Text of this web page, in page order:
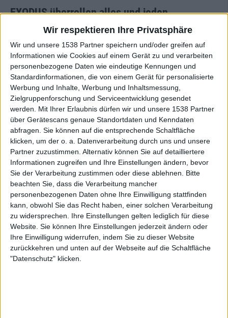
Wir respektieren Ihre Privatsphäre
Wir und unsere 1538 Partner speichern und/oder greifen auf
Informationen wie Cookies auf einem Gerät zu und verarbeiten
personenbezogene Daten wie eindeutige Kennungen und
Standardinformationen, die von einem Gerät für personalisierte
Werbung und Inhalte, Werbung und Inhaltsmessung,
Zielgruppenforschung und Serviceentwicklung gesendet
werden.
Mit Ihrer Erlaubnis dürfen wir und unsere 1538 Partner
über Gerätescans genaue Standortdaten und Kenndaten
abfragen. Sie können auf die entsprechende Schaltfläche
klicken, um der o. a. Datenverarbeitung durch uns und unsere
Partner zuzustimmen. Alternativ können Sie auf detailliertere
Informationen zugreifen und Ihre Einstellungen ändern, bevor
Sie der Verarbeitung zustimmen oder diese ablehnen.
Bitte
beachten Sie, dass die Verarbeitung mancher
personenbezogenen Daten ohne Ihre Einwilligung stattfinden
kann, obwohl Sie das Recht haben, einer solchen Verarbeitung
zu widersprechen. Ihre Einstellungen gelten lediglich für diese
Website. Sie können Ihre Einstellungen jederzeit ändern oder
Ihre Einwilligung widerrufen, indem Sie zu dieser Website
zurückkehren und unten auf der Webseite auf die Schaltfläche
"Datenschutz" klicken.
EXODUS überrollen alles und jeden
ihrer Einzigartigkeit. Baloff wechselt regelmäßig von
typischen Thrash Shouts in ungeahnte Höhen, zieht die
Töne schier endlos in die Länge und versprüht dabei ein
ureigenes Charisma. Niemand anderes hätte die Songs so
chaotisch und gleichzeig perfekt rüberbringen können.
Doch selbst die beste Gesangsperformance braucht starke
Songs, um ihre volle Wirkung zu entfalten. Dafür sorgt
EXODUS-Mastermind Gary Holt in Hülle und Fülle. Bis auf
zwei Ausnahmen komponiert er „Bonded By Blood“ im
Alleingang.
Dabei gelingen ihm zahlreiche High-Speed-Granaten wie
„Exodus“ oder das alles zermalmende „Strike Of The
Beast“, bei dem headbangen zur Pflicht wird.
Im Mid-Tempo-Stampfer „And Then There Were None“
wiederum lässt Holt sein Gespür für einprägsame